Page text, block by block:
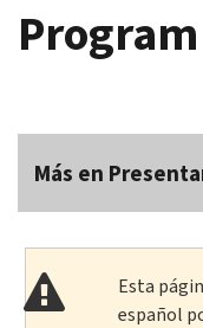
Más en
Esta
español